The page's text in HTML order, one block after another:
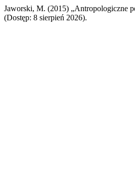
Jaworski, M. (2015) „Antropologiczne
(Dostęp: 8 sierpień 2026).